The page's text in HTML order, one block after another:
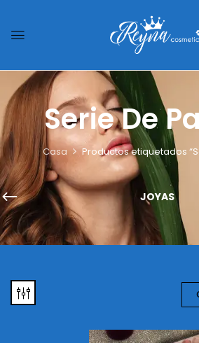
Serie De
Casa Productos etiquetados
JOYAS